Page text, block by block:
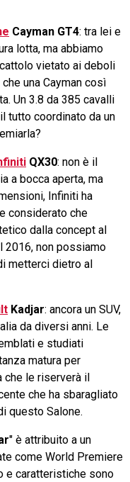
Cayman GT4: tra lei e
lotta, ma abbiamo
vietato ai deboli
una Cayman così
Un 3.8 da 385 cavalli
tutto coordinato da un
QX30: non è il
a bocca aperta, ma
Infiniti ha
considerato che
dalla concept al
non possiamo
metterci dietro al
Kadjar: ancora un SUV,
da diversi anni. Le
e studiati
matura per
che le riserverà il
che ha sbaragliato
questo Salone.
" è attribuito a un
come World Premiere
e caratteristiche sono